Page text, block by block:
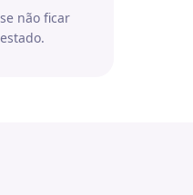
não ficar